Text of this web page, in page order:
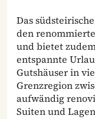
Das
den
und bietet
entspannte
Gutshäuser in
Grenzregion
aufwändig
Suiten und